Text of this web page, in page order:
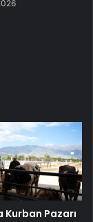
Kurban Pazarı